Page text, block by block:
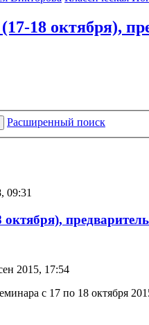
18 октября),
Расширенный поиск
09:31
2015, 17:54
с 17 по 18 октября